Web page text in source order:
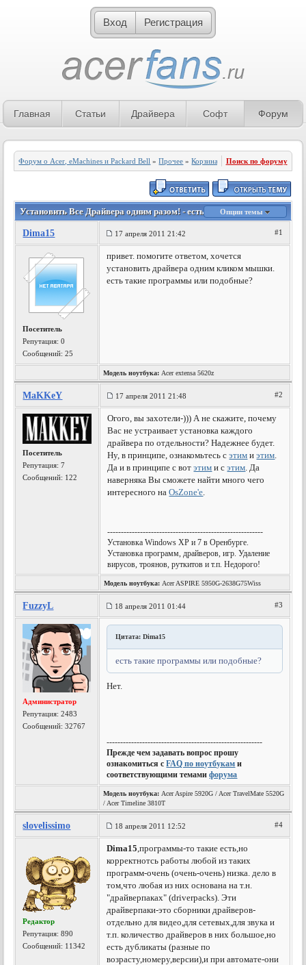
Вход Регистрация
Главная Статьи Драйвера Софт Форум
Форум о Acer, eMachines и Packard Bell »Прочее »Корзина Поиск по форуму
Установить Все Драйвера одним разом! - есть ли такой софт?
Опции темы
Dima15 17 апреля 2011 21:42 #1
Посетитель
Репутация:0
Сообщений: 25
привет. помогите ответом, хочется
установить драйвера одним кликом мышки.
есть такие программы или подобные?
Модель ноутбука: Acer extensa 5620z
MaKKeY 17 апреля 2011 21:48 #2
Посетитель
Репутация:7
Сообщений: 122
Огого, вы захотели-))) А не скажите, почему
Вас не устраивает установка каждого
драйвера по отдельности? Надежнее будет.
Ну, в принципе, ознакомьтесь сэтим иэтим.
Да и в принципе с вотэтим и сэтим. Да
наверняка Вы сможете найти много чего
интересного наOsZone'е.
---------------------------------------------------------
Установка Windows XP и 7 в Оренбурге.
Установка программ, драйверов, игр. Удаление
вирусов, троянов, руткитов и т.п. Недорого!
Модель ноутбука: Acer ASPIRE 5950G-2638G75Wiss
FuzzyL 18 апреля 2011 01:44 #3
Администратор
Репутация:2483
Сообщений: 32767
Цитата: Dima15
есть такие программы или подобные?
Нет.
---------------------------------------------------------
Прежде чем задавать вопрос прошу
ознакомиться сFAQ по ноутбукам и
соответствующими темамифорума
Модель ноутбука: Acer Aspire 5920G / Acer TravelMate 5520G
/ Acer Timeline 3810T
slovelissimo 18 апреля 2011 12:52 #4
Редактор
Репутация:890
Сообщений: 11342
Dima15,программы-то такие есть,но
корректнотсь работы любой из таких
программ-очень (очень-очень) низка. дело в
том,что любая из них основана на т.н.
"драйверпаках" (driverpacks). Эти
драйверпаки-это сборники драйверов-
отдельно для видео,для сетевых,для звука и
т.п. количество драйверов в них большое,но
есть дубликаты (разные по
возрасту,номеру,версии),и при автомате-они